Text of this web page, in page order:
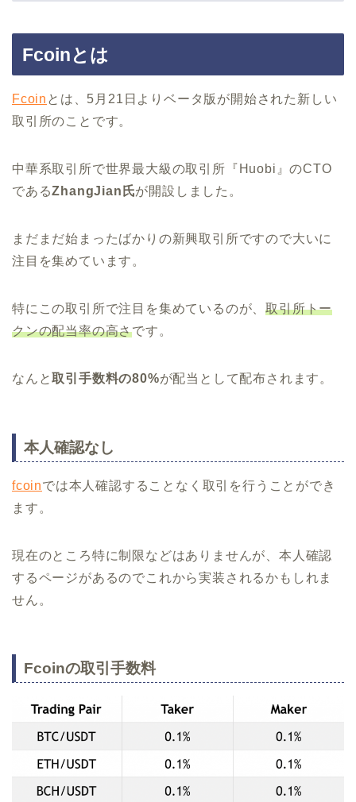
Fcoinとは
Fcoin とは、5月21日よりベータ版が開始された新しい
取引所のことです。
中華系取引所で世界最大級の取引所『Huobi』のCTO
であるZhangJian氏が開設しました。
まだまだ始まったばかりの新興取引所ですので大いに
注目を集めています。
特にこの取引所で注目を集めているのが、取引所トー
クンの配当率の高さです。
なんと取引手数料の80%が配当として配布されます。
本人確認なし
fcoinでは本人確認することなく取引を行うことができ
ます。
現在のところ特に制限などはありませんが、本人確認
するページがあるのでこれから実装されるかもしれま
せん。
Fcoinの取引手数料